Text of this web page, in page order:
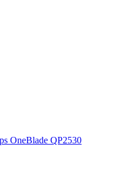
OneBlade QP2530